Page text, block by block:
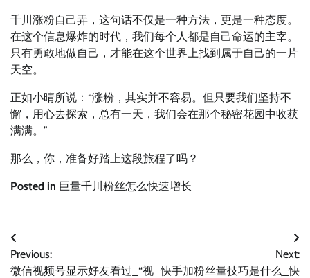
千川涨粉自己弄，这句话不仅是一种方法，更是一种态度。
在这个信息爆炸的时代，我们每个人都是自己命运的主宰。
只有勇敢地做自己，才能在这个世界上找到属于自己的一片
天空。
正如小晴所说：“涨粉，其实并不容易。但只要我们坚持不
懈，用心去探索，总有一天，我们会在那个秘密花园中收获
满满。”
那么，你，准备好踏上这段旅程了吗？
Posted in 巨量千川粉丝怎么快速增长
文
章
Previous:
微信视频号显示好友看过_“视
Next:
快手加粉丝量技巧是什么_快